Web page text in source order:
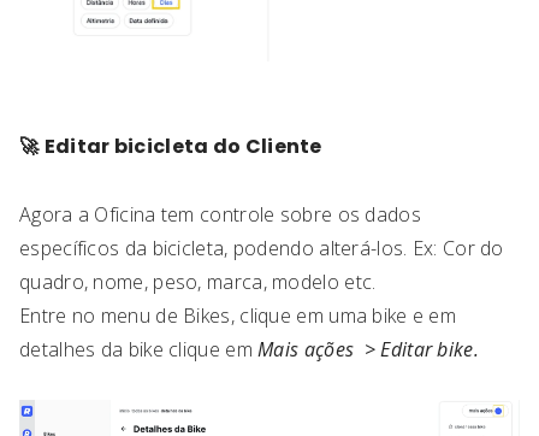
🚀 Editar bicicleta do Cliente
Agora a Oficina tem controle sobre os dados
específicos da bicicleta, podendo alterá-los. Ex: Cor do
quadro, nome, peso, marca, modelo etc.
Entre no menu de Bikes, clique em uma bike e em
detalhes da bike clique emMais ações > Editar bike.